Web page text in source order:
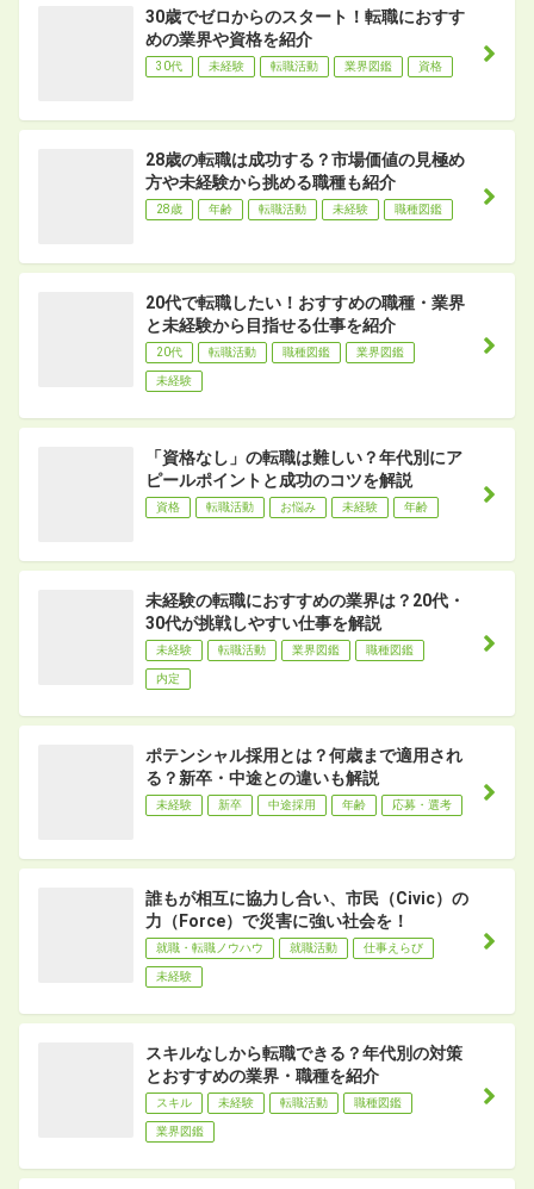
30歳でゼロからのスタート！転職におすす
めの業界や資格を紹介
30代 未経験 転職活動 業界図鑑 資格
28歳の転職は成功する？市場価値の見極め
方や未経験から挑める職種も紹介
28歳 年齢 転職活動 未経験 職種図鑑
20代で転職したい！おすすめの職種・業界
と未経験から目指せる仕事を紹介
20代 転職活動 職種図鑑 業界図鑑
未経験
「資格なし」の転職は難しい？年代別にア
ピールポイントと成功のコツを解説
資格 転職活動 お悩み 未経験 年齢
未経験の転職におすすめの業界は？20代・
30代が挑戦しやすい仕事を解説
未経験 転職活動 業界図鑑 職種図鑑
内定
ポテンシャル採用とは？何歳まで適用され
る？新卒・中途との違いも解説
未経験 新卒 中途採用 年齢 応募・選考
誰もが相互に協力し合い、市民（Civic）の
力（Force）で災害に強い社会を！
就職・転職ノウハウ 就職活動 仕事えらび
未経験
スキルなしから転職できる？年代別の対策
とおすすめの業界・職種を紹介
スキル 未経験 転職活動 職種図鑑
業界図鑑